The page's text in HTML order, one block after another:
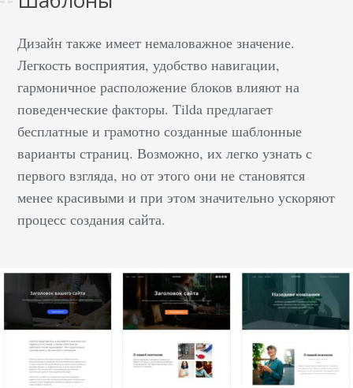
Дизайн также имеет немаловажное значение.
Легкость восприятия, удобство навигации,
гармоничное расположение блоков влияют на
поведенческие факторы. Tilda предлагает
бесплатные и грамотно созданные шаблонные
варианты страниц. Возможно, их легко узнать с
первого взгляда, но от этого они не становятся
менее красивыми и при этом значительно ускоряют
процесс создания сайта.